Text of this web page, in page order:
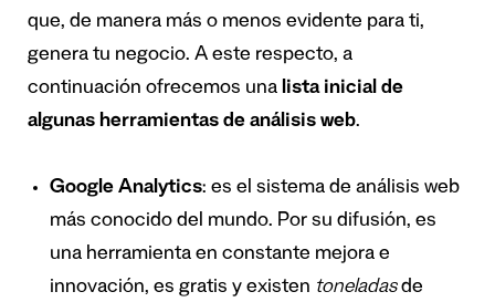
que, de manera más o menos evidente para ti,
genera tu negocio. A este respecto, a
continuación ofrecemos una lista inicial de
algunas herramientas de análisis web.
Google Analytics: es el sistema de análisis web
más conocido del mundo. Por su difusión, es
una herramienta en constante mejora e
innovación, es gratis y existen toneladasde